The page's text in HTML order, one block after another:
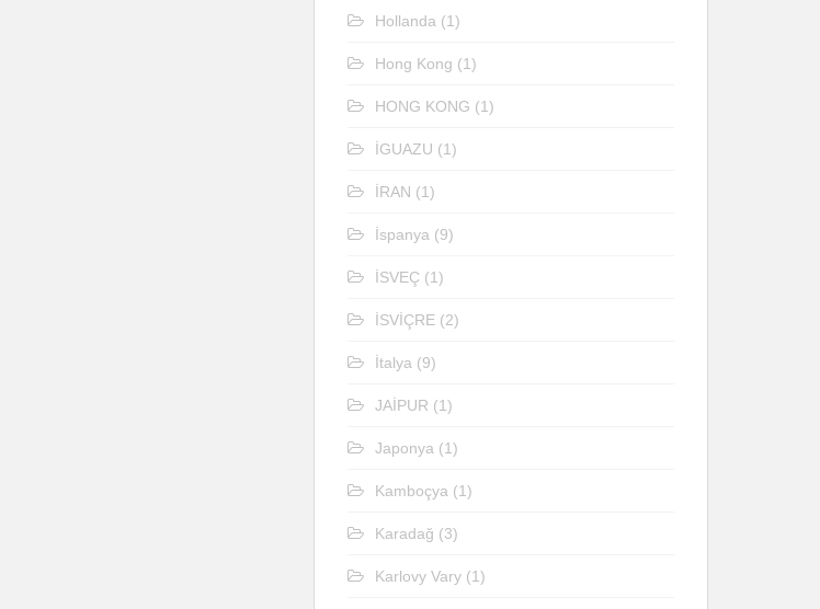
Hollanda (1)
Hong Kong (1)
HONG KONG (1)
İGUAZU (1)
İRAN (1)
İspanya (9)
İSVEÇ (1)
İSVİÇRE (2)
İtalya (9)
JAİPUR (1)
Japonya (1)
Kamboçya (1)
Karadağ (3)
Karlovy Vary (1)